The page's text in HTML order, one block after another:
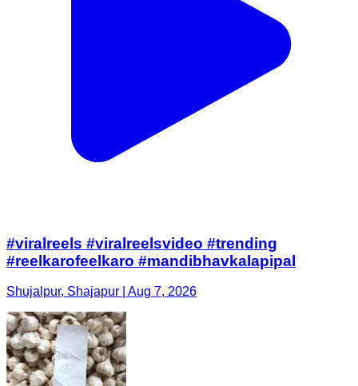
#viralreels #viralreelsvideo #trending
#reelkarofeelkaro #mandibhavkalapipal
Shujalpur, Shajapur | Aug 7, 2026